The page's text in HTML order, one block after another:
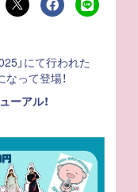
」にて行われた
って登場！
ーアル！